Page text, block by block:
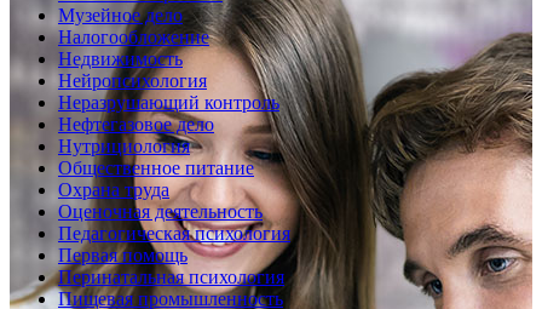
Музейное дело
Налогообложение
Недвижимость
Нейропсихология
Неразрушающий контроль
Нефтегазовое дело
Нутрициология
Общественное питание
Охрана труда
Оценочная деятельность
Педагогическая психология
Первая помощь
Перинатальная психология
Пищевая промышленность